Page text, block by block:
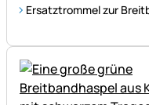
Ersatztrommel zur